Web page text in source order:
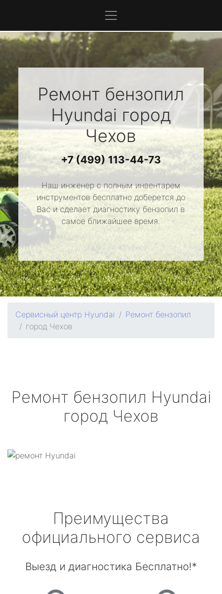
Ремонт бензопил
Hyundai город
Чехов
+7 (499) 113-44-73
Наш инженер с полным инвентарем
инструментов бесплатно доберется до
Вас и сделает диагностику бензопил в
самое ближайшее время.
Сервисный центр Hyundai
Ремонт бензопил
город Чехов
Ремонт бензопил Hyundai
город Чехов
Преимущества
официального сервиса
Выезд и диагностика Бесплатно!*